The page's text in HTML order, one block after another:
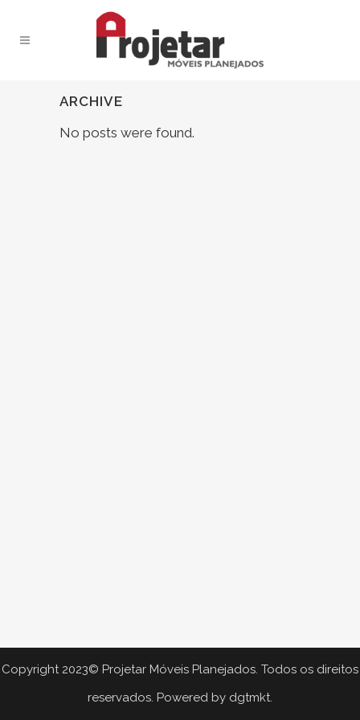
ARCHIVE
No posts were found.
Copyright 2023© Projetar Móveis Planejados. Todos os direitos
reservados. Powered by dgtmkt.